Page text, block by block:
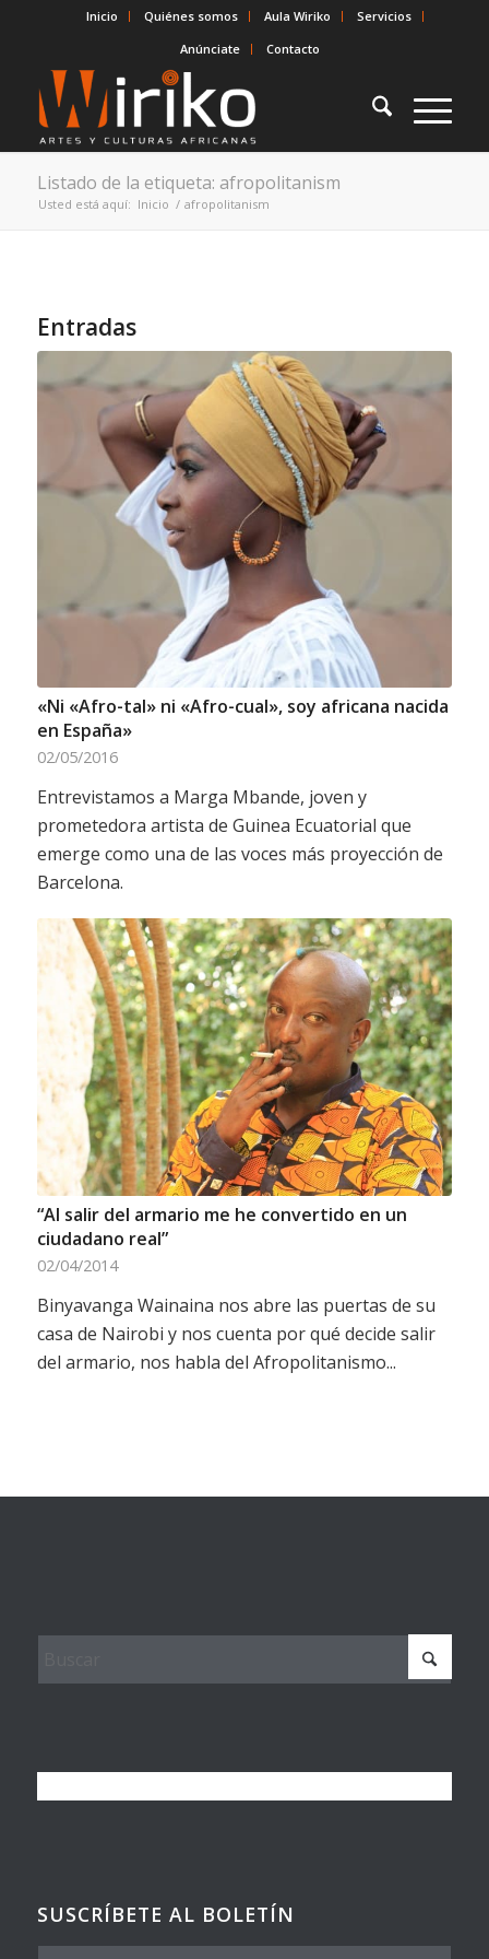
Inicio Quiénes somos Aula Wiriko
Servicios
Anúnciate
Contacto
Listado de la etiqueta: afropolitanism
Usted está aquí: Inicio / afropolitanism
Entradas
«Ni «Afro-tal» ni «Afro-cual», soy africana nacida
en España»
02/05/2016
Entrevistamos a Marga Mbande, joven y
prometedora artista de Guinea Ecuatorial que
emerge como una de las voces más proyección de
Barcelona.
“Al salir del armario me he convertido en un
ciudadano real”
02/04/2014
Binyavanga Wainaina nos abre las puertas de su
casa de Nairobi y nos cuenta por qué decide salir
del armario, nos habla del Afropolitanismo...
SUSCRÍBETE AL BOLETÍN
Nombre